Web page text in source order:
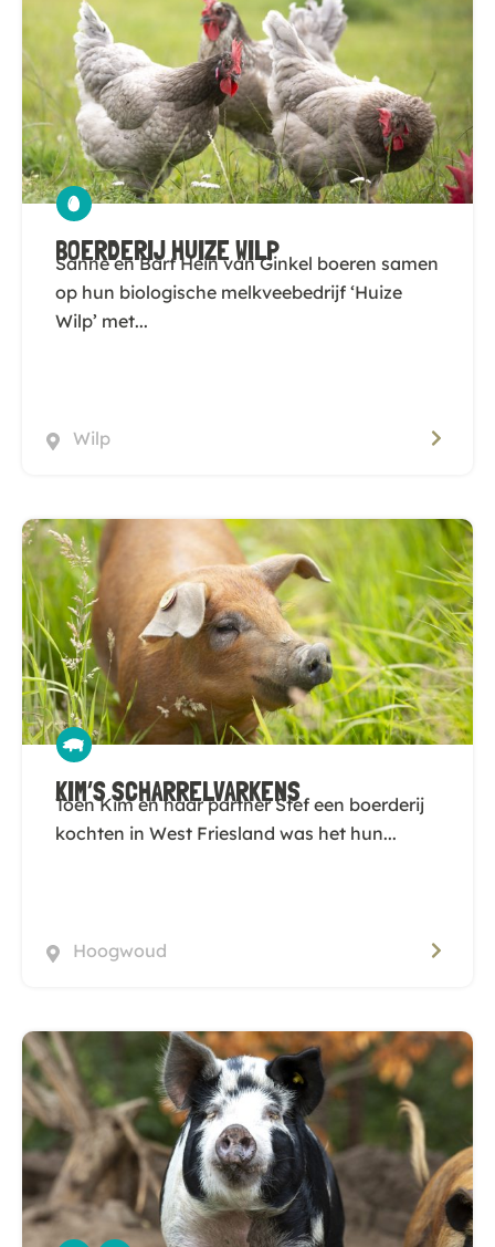
BOERDERIJ HUIZE WILP
Sanne en Bart Hein van Ginkel boeren samen
op hun biologische melkveebedrijf ‘Huize
Wilp’ met...
Wilp
KIM’S SCHARRELVARKENS
Toen Kim en haar partner Stef een boerderij
kochten in West Friesland was het hun...
Hoogwoud